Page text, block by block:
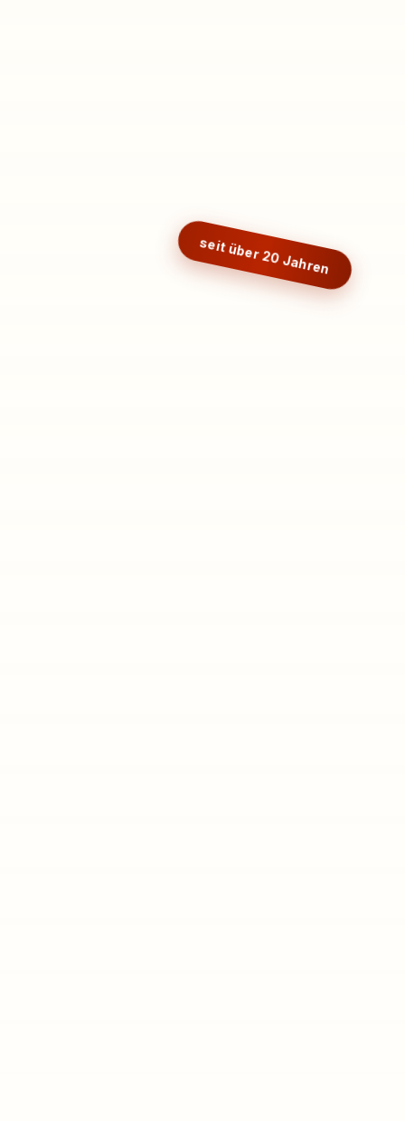
seit über 20 Jahren